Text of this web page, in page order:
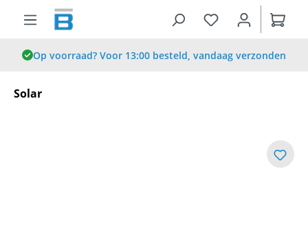
Op voorraad? Voor 13:00 besteld, vandaag verzonden
Solar